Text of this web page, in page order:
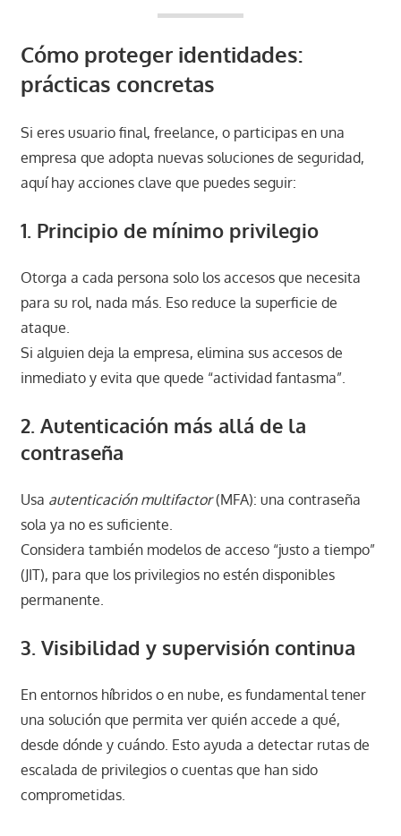
Cómo proteger identidades:
prácticas concretas
Si eres usuario final, freelance, o participas en una
empresa que adopta nuevas soluciones de seguridad,
aquí hay acciones clave que puedes seguir:
1. Principio de mínimo privilegio
Otorga a cada persona solo los accesos que necesita
para su rol, nada más. Eso reduce la superficie de
ataque.
Si alguien deja la empresa, elimina sus accesos de
inmediato y evita que quede “actividad fantasma”.
2. Autenticación más allá de la
contraseña
Usa autenticación multifactor(MFA): una contraseña
sola ya no es suficiente.
Considera también modelos de acceso “justo a tiempo”
(JIT), para que los privilegios no estén disponibles
permanente.
3. Visibilidad y supervisión continua
En entornos híbridos o en nube, es fundamental tener
una solución que permita ver quién accede a qué,
desde dónde y cuándo. Esto ayuda a detectar rutas de
escalada de privilegios o cuentas que han sido
comprometidas.